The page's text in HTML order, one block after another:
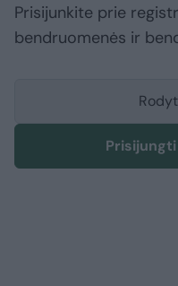
Prisijunkite prie
bendruomenės ir